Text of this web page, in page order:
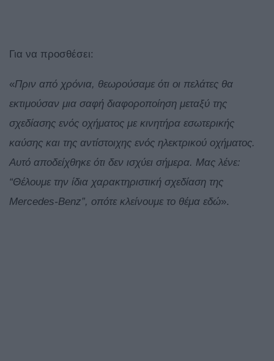
Για να προσθέσει:
«Πριν από χρόνια, θεωρούσαμε ότι οι πελάτες θα
εκτιμούσαν μια σαφή διαφοροποίηση μεταξύ της
σχεδίασης ενός οχήματος με κινητήρα εσωτερικής
καύσης και της αντίστοιχης ενός ηλεκτρικού οχήματος.
Αυτό αποδείχθηκε ότι δεν ισχύει σήμερα. Μας λένε:
“Θέλουμε την ίδια χαρακτηριστική σχεδίαση της
Mercedes-Benz”, οπότε κλείνουμε το θέμα εδώ».